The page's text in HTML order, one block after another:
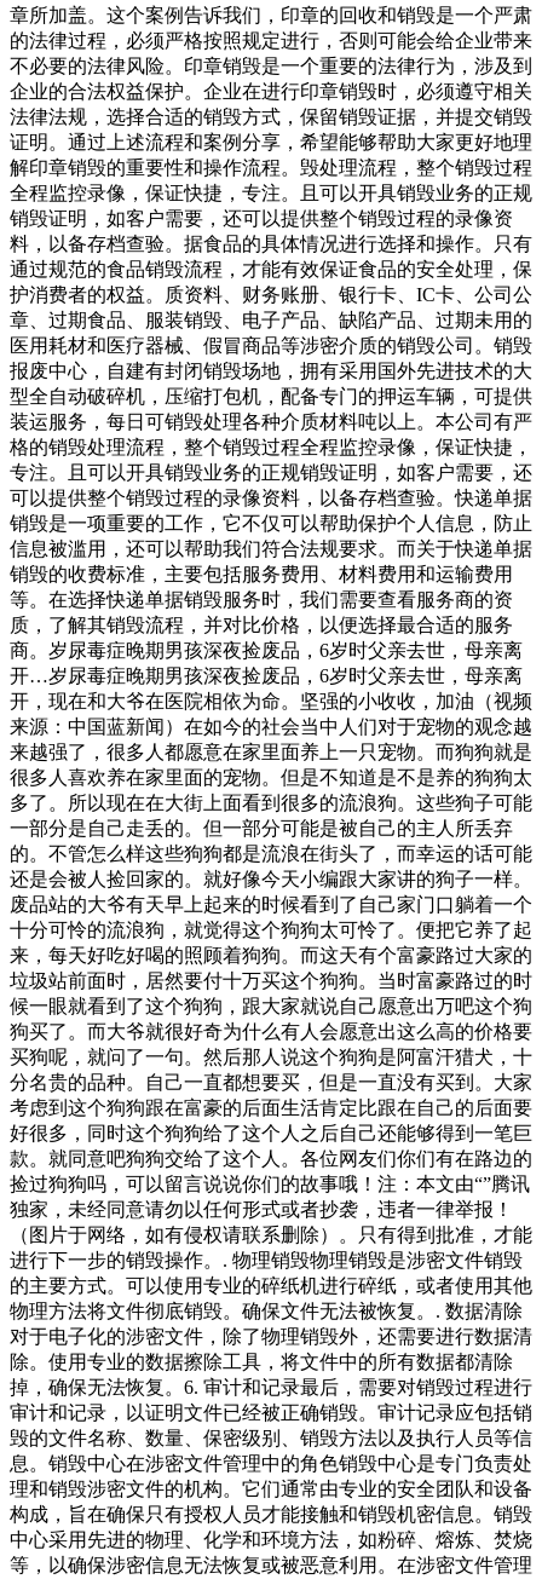
章所加盖。这个案例告诉我们，印章的回收和销毁是一个严肃
的法律过程，必须严格按照规定进行，否则可能会给企业带来
不必要的法律风险。印章销毁是一个重要的法律行为，涉及到
企业的合法权益保护。企业在进行印章销毁时，必须遵守相关
法律法规，选择合适的销毁方式，保留销毁证据，并提交销毁
证明。通过上述流程和案例分享，希望能够帮助大家更好地理
解印章销毁的重要性和操作流程。毁处理流程，整个销毁过程
全程监控录像，保证快捷，专注。且可以开具销毁业务的正规
销毁证明，如客户需要，还可以提供整个销毁过程的录像资
料，以备存档查验。据食品的具体情况进行选择和操作。只有
通过规范的食品销毁流程，才能有效保证食品的安全处理，保
护消费者的权益。质资料、财务账册、银行卡、IC卡、公司公
章、过期食品、服装销毁、电子产品、缺陷产品、过期未用的
医用耗材和医疗器械、假冒商品等涉密介质的销毁公司。销毁
报废中心，自建有封闭销毁场地，拥有采用国外先进技术的大
型全自动破碎机，压缩打包机，配备专门的押运车辆，可提供
装运服务，每日可销毁处理各种介质材料吨以上。本公司有严
格的销毁处理流程，整个销毁过程全程监控录像，保证快捷，
专注。且可以开具销毁业务的正规销毁证明，如客户需要，还
可以提供整个销毁过程的录像资料，以备存档查验。快递单据
销毁是一项重要的工作，它不仅可以帮助保护个人信息，防止
信息被滥用，还可以帮助我们符合法规要求。而关于快递单据
销毁的收费标准，主要包括服务费用、材料费用和运输费用
等。在选择快递单据销毁服务时，我们需要查看服务商的资
质，了解其销毁流程，并对比价格，以便选择最合适的服务
商。岁尿毒症晚期男孩深夜捡废品，6岁时父亲去世，母亲离
开…岁尿毒症晚期男孩深夜捡废品，6岁时父亲去世，母亲离
开，现在和大爷在医院相依为命。坚强的小收收，加油（视频
来源：中国蓝新闻）在如今的社会当中人们对于宠物的观念越
来越强了，很多人都愿意在家里面养上一只宠物。而狗狗就是
很多人喜欢养在家里面的宠物。但是不知道是不是养的狗狗太
多了。所以现在在大街上面看到很多的流浪狗。这些狗子可能
一部分是自己走丢的。但一部分可能是被自己的主人所丢弃
的。不管怎么样这些狗狗都是流浪在街头了，而幸运的话可能
还是会被人捡回家的。就好像今天小编跟大家讲的狗子一样。
废品站的大爷有天早上起来的时候看到了自己家门口躺着一个
十分可怜的流浪狗，就觉得这个狗狗太可怜了。便把它养了起
来，每天好吃好喝的照顾着狗狗。而这天有个富豪路过大家的
垃圾站前面时，居然要付十万买这个狗狗。当时富豪路过的时
候一眼就看到了这个狗狗，跟大家就说自己愿意出万吧这个狗
狗买了。而大爷就很好奇为什么有人会愿意出这么高的价格要
买狗呢，就问了一句。然后那人说这个狗狗是阿富汗猎犬，十
分名贵的品种。自己一直都想要买，但是一直没有买到。大家
考虑到这个狗狗跟在富豪的后面生活肯定比跟在自己的后面要
好很多，同时这个狗狗给了这个人之后自己还能够得到一笔巨
款。就同意吧狗狗交给了这个人。各位网友们你们有在路边的
捡过狗狗吗，可以留言说说你们的故事哦！注：本文由“”腾讯
独家，未经同意请勿以任何形式或者抄袭，违者一律举报！
（图片于网络，如有侵权请联系删除）。只有得到批准，才能
进行下一步的销毁操作。. 物理销毁物理销毁是涉密文件销毁
的主要方式。可以使用专业的碎纸机进行碎纸，或者使用其他
物理方法将文件彻底销毁。确保文件无法被恢复。. 数据清除
对于电子化的涉密文件，除了物理销毁外，还需要进行数据清
除。使用专业的数据擦除工具，将文件中的所有数据都清除
掉，确保无法恢复。6. 审计和记录最后，需要对销毁过程进行
审计和记录，以证明文件已经被正确销毁。审计记录应包括销
毁的文件名称、数量、保密级别、销毁方法以及执行人员等信
息。销毁中心在涉密文件管理中的角色销毁中心是专门负责处
理和销毁涉密文件的机构。它们通常由专业的安全团队和设备
构成，旨在确保只有授权人员才能接触和销毁机密信息。销毁
中心采用先进的物理、化学和环境方法，如粉碎、熔炼、焚烧
等，以确保涉密信息无法恢复或被恶意利用。在涉密文件管理